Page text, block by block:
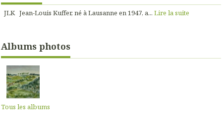
JLK Jean-Louis Kuffer, né à Lausanne en 1947, a... Lire la suite
Albums photos
Tous les albums